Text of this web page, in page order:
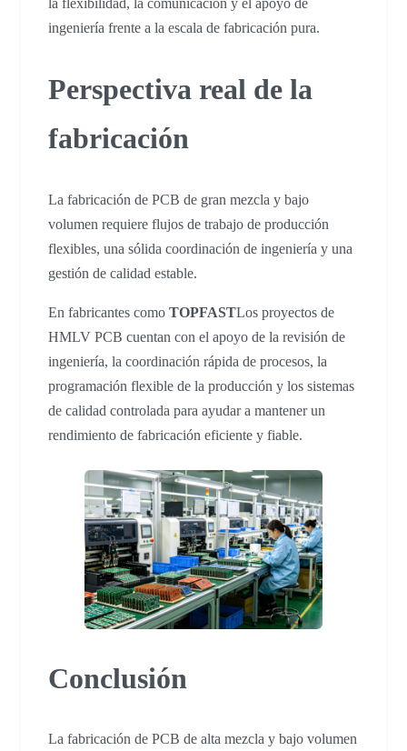
la flexibilidad, la comunicación y el apoyo de
ingeniería frente a la escala de fabricación pura.
Perspectiva real de la
fabricación
La fabricación de PCB de gran mezcla y bajo
volumen requiere flujos de trabajo de producción
flexibles, una sólida coordinación de ingeniería y una
gestión de calidad estable.
En fabricantes como TOPFASTLos proyectos de
HMLV PCB cuentan con el apoyo de la revisión de
ingeniería, la coordinación rápida de procesos, la
programación flexible de la producción y los sistemas
de calidad controlada para ayudar a mantener un
rendimiento de fabricación eficiente y fiable.
Conclusión
La fabricación de PCB de alta mezcla y bajo volumen